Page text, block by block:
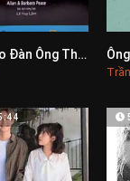
0Tại Sao Đàn Ông Thích Tình Dục Và Phụ Nữ Cần Tình Yêu